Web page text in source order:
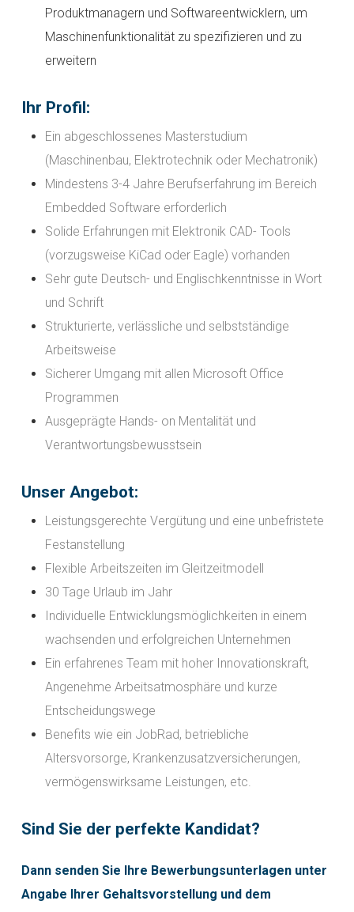
Produktmanagern und Softwareentwicklern, um
Maschinenfunktionalität zu spezifizieren und zu
erweitern
Ihr Profil:
Ein abgeschlossenes Masterstudium
(Maschinenbau, Elektrotechnik oder Mechatronik)
Mindestens 3-4 Jahre Berufserfahrung im Bereich
Embedded Software erforderlich
Solide Erfahrungen mit Elektronik CAD- Tools
(vorzugsweise KiCad oder Eagle) vorhanden
Sehr gute Deutsch- und Englischkenntnisse in Wort
und Schrift
Strukturierte, verlässliche und selbstständige
Arbeitsweise
Sicherer Umgang mit allen Microsoft Office
Programmen
Ausgeprägte Hands- on Mentalität und
Verantwortungsbewusstsein
Unser Angebot:
Leistungsgerechte Vergütung und eine unbefristete
Festanstellung
Flexible Arbeitszeiten im Gleitzeitmodell
30 Tage Urlaub im Jahr
Individuelle Entwicklungsmöglichkeiten in einem
wachsenden und erfolgreichen Unternehmen
Ein erfahrenes Team mit hoher Innovationskraft,
Angenehme Arbeitsatmosphäre und kurze
Entscheidungswege
Benefits wie ein JobRad, betriebliche
Altersvorsorge, Krankenzusatzversicherungen,
vermögenswirksame Leistungen, etc.
Sind Sie der perfekte Kandidat?
Dann senden Sie Ihre Bewerbungsunterlagen unter
Angabe Ihrer Gehaltsvorstellung und dem